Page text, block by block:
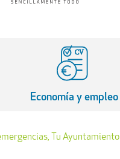
Economía y empleo
Tu Ayuntamiento